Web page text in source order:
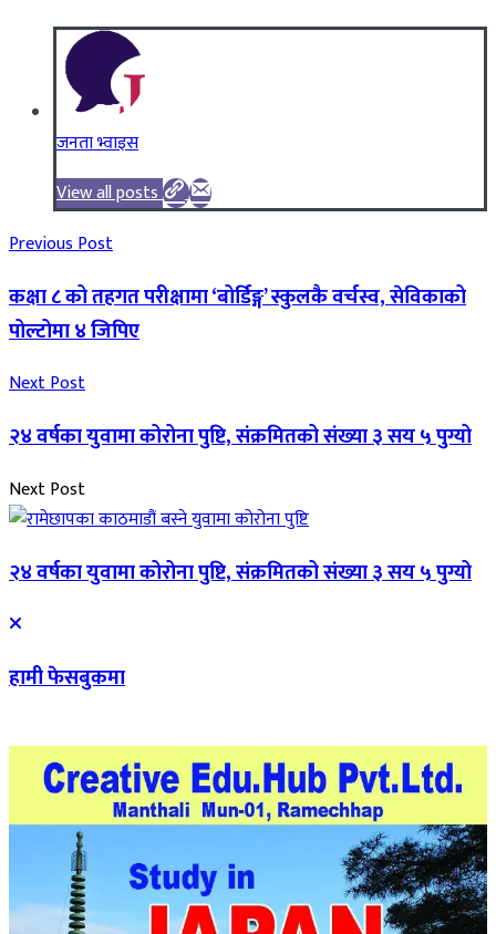
जनता भ्वाइस
View all posts
Previous Post
कक्षा ८ को तहगत परीक्षामा ‘बोर्डिङ्ग’ स्कुलकै वर्चस्व, सेविकाको
पोल्टोमा ४ जिपिए
Next Post
२४ वर्षका युवामा कोरोना पुष्टि, संक्रमितको संख्या ३ सय ५ पुग्यो
Next Post
२४ वर्षका युवामा कोरोना पुष्टि, संक्रमितको संख्या ३ सय ५ पुग्यो
हामी फेसबुकमा